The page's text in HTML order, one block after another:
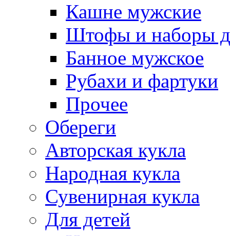
Кашне мужские
Штофы и наборы
Банное мужское
Рубахи и фартуки
Прочее
Обереги
Авторская кукла
Народная кукла
Сувенирная кукла
Для детей